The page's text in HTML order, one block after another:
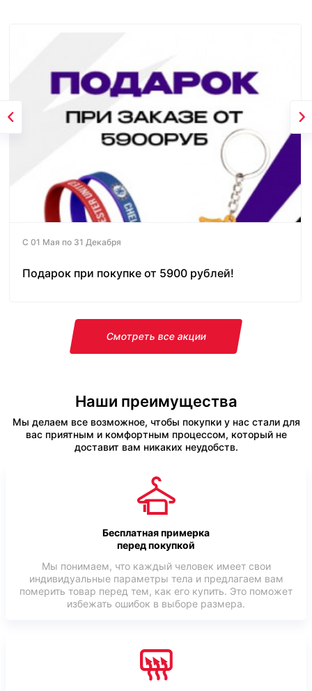
С 01 Мая по 31 Декабря
Подарок при покупке от 5900 рублей!
Смотреть все акции
Наши преимущества
Мы делаем все возможное, чтобы покупки у нас стали для
вас приятным и комфортным процессом, который не
доставит вам никаких неудобств.
Бесплатная примерка
перед покупкой
Мы понимаем, что каждый человек имеет свои
индивидуальные параметры тела и предлагаем вам
померить товар перед тем, как его купить. Это поможет
избежать ошибок в выборе размера.